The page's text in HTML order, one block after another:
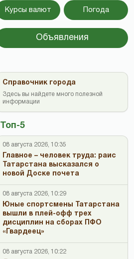
Курсы валют Погода
Объявления
Топ-5
08 августа 2026, 10:35
Главное – человек труда: раис
Татарстана высказался о
новой Доске почета
08 августа 2026, 10:29
Юные спортсмены Татарстана
вышли в плей-офф трех
дисциплин на сборах ПФО
«Гвардеец»
08 августа 2026, 10:22
Справочник города
Здесь вы найдете много полезной
информации